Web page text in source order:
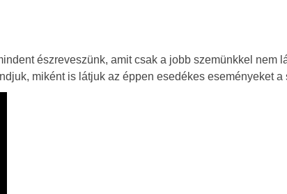
észreveszünk, amit csak a jobb szemünkkel nem
miként is látjuk az éppen esedékes eseményeket